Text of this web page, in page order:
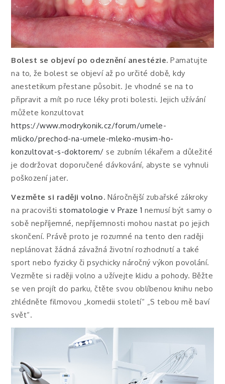
Bolest se objeví po odeznění anestézie. Pamatujte
na to, že bolest se objeví až po určité době, kdy
anestetikum přestane působit. Je vhodné se na to
připravit a mít po ruce léky proti bolesti. Jejich užívání
můžete konzultovat
https://www.modrykonik.cz/forum/umele-
mlicko/prechod-na-umele-mleko-musim-ho-
konzultovat-s-doktorem/ se zubním lékařem a důležité
je dodržovat doporučené dávkování, abyste se vyhnuli
poškození jater.
Vezměte si raději volno. Náročnější zubařské zákroky
na pracovištistomatologie v Praze 1 nemusí být samy o
sobě nepříjemné, nepříjemnosti mohou nastat po jejich
skončení. Právě proto je rozumné na tento den raději
neplánovat žádná závažná životní rozhodnutí a také
sport nebo fyzicky či psychicky náročný výkon povolání.
Vezměte si raději volno a užívejte klidu a pohody. Běžte
se ven projít do parku, čtěte svou oblíbenou knihu nebo
zhlédněte filmovou „komedii století“ „S tebou mě baví
svět“.